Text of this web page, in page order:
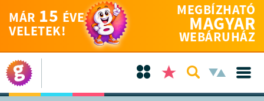
MÁR 15 ÉVE
VELETEK!
MEGBÍZHATÓ
MAGYAR
WEBÁRUHÁZ